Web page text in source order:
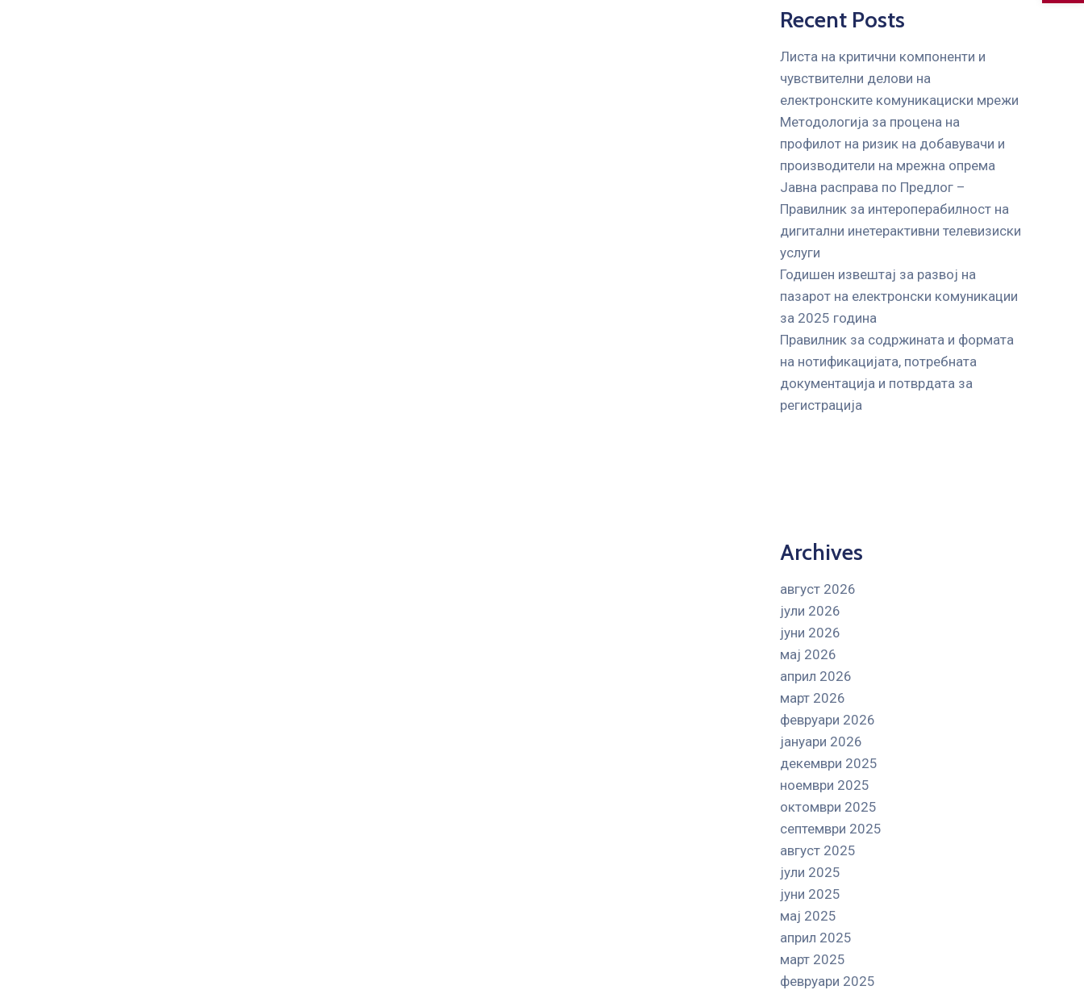
Recent Posts
Листа на критични компоненти и
чувствителни делови на
електронските комуникациски мрежи
Mетодологија за процена на
профилот на ризик на добавувачи и
производители на мрежна опрема
Јавна расправа по Предлог –
Правилник за интероперабилност на
дигитални инетерактивни телевизиски
услуги
Годишен извештај за развој на
пазарот на електронски комуникации
за 2025 година
Правилник за содржината и формата
на нотификацијата, потребната
документација и потврдата за
регистрација
Archives
август 2026
јули 2026
јуни 2026
мај 2026
април 2026
март 2026
февруари 2026
јануари 2026
декември 2025
ноември 2025
октомври 2025
септември 2025
август 2025
јули 2025
јуни 2025
мај 2025
април 2025
март 2025
февруари 2025